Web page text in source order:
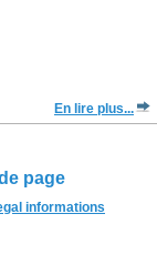
En lire plus...
page
informations